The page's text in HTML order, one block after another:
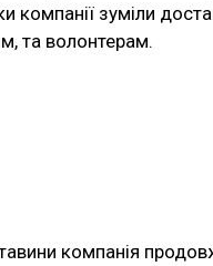
компанії зуміли
та волонтерам.
компанія